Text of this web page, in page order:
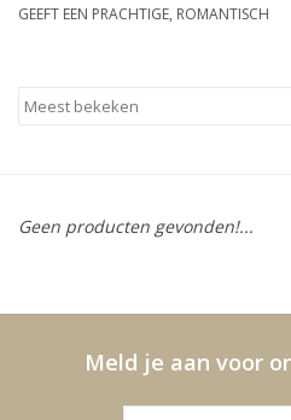
Meubels
Kleden
GEEFT EEN PRACHTIGE, ROMANTISCH
Geen producten gevonden!...
Meld je aan voor